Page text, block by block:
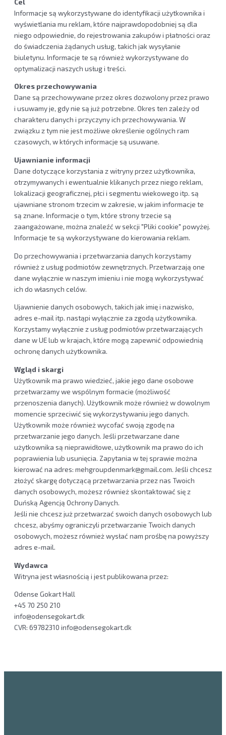
Informacje są wykorzystywane do identyfikacji użytkownika i
wyświetlania mu reklam, które najprawdopodobniej są dla
niego odpowiednie, do rejestrowania zakupów i płatności oraz
do świadczenia żądanych usług, takich jak wysyłanie
biuletynu. Informacje te są również wykorzystywane do
optymalizacji naszych usług i treści.
Okres przechowywania
Dane są przechowywane przez okres dozwolony przez prawo
i usuwamy je, gdy nie są już potrzebne. Okres ten zależy od
charakteru danych i przyczyny ich przechowywania. W
związku z tym nie jest możliwe określenie ogólnych ram
czasowych, w których informacje są usuwane.
Ujawnianie informacji
Dane dotyczące korzystania z witryny przez użytkownika,
otrzymywanych i ewentualnie klikanych przez niego reklam,
lokalizacji geograficznej, płci i segmentu wiekowego itp. są
ujawniane stronom trzecim w zakresie, w jakim informacje te
są znane. Informacje o tym, które strony trzecie są
zaangażowane, można znaleźć w sekcji "Pliki cookie" powyżej.
Informacje te są wykorzystywane do kierowania reklam.
Do przechowywania i przetwarzania danych korzystamy
również z usług podmiotów zewnętrznych. Przetwarzają one
dane wyłącznie w naszym imieniu i nie mogą wykorzystywać
ich do własnych celów.
Ujawnienie danych osobowych, takich jak imię i nazwisko,
adres e-mail itp. nastąpi wyłącznie za zgodą użytkownika.
Korzystamy wyłącznie z usług podmiotów przetwarzających
dane w UE lub w krajach, które mogą zapewnić odpowiednią
ochronę danych użytkownika.
Wgląd i skargi
Użytkownik ma prawo wiedzieć, jakie jego dane osobowe
przetwarzamy we wspólnym formacie (możliwość
przenoszenia danych). Użytkownik może również w dowolnym
momencie sprzeciwić się wykorzystywaniu jego danych.
Użytkownik może również wycofać swoją zgodę na
przetwarzanie jego danych. Jeśli przetwarzane dane
użytkownika są nieprawidłowe, użytkownik ma prawo do ich
poprawienia lub usunięcia. Zapytania w tej sprawie można
kierować na adres: mehgroupdenmark@gmail.com. Jeśli chcesz
złożyć skargę dotyczącą przetwarzania przez nas Twoich
danych osobowych, możesz również skontaktować się z
Duńską Agencją Ochrony Danych.
Jeśli nie chcesz już przetwarzać swoich danych osobowych lub
chcesz, abyśmy ograniczyli przetwarzanie Twoich danych
osobowych, możesz również wysłać nam prośbę na powyższy
adres e-mail.
Wydawca
Witryna jest własnością i jest publikowana przez:
Odense Gokart Hall
+45 70 250 210
info@odensegokart.dk
CVR: 69782310 info@odensegokart.dk